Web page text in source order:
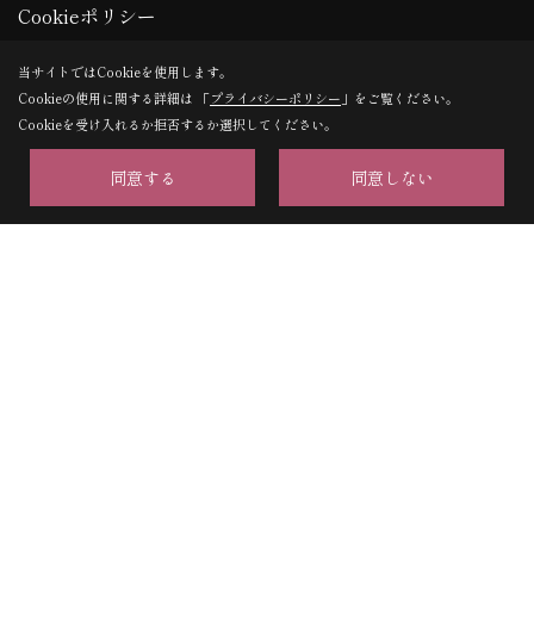
株式会社山科ハウジングセンター 京都本店
〒607-8426
京都府京都市山科区御陵下御廟野町36番地6
地図
TEL：0120-075-170/075-595-5311
Cookieポリシー
当サイトではCookieを使用します。
Cookieの使用に関する詳細は 「プライバシーポリシー 」をご覧ください。
Cookieを受け入れるか拒否するか選択してください。
同意する 同意しない